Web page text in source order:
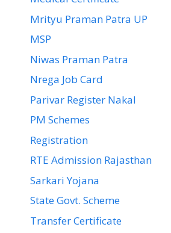
Mrityu Praman Patra UP
MSP
Niwas Praman Patra
Nrega Job Card
Parivar Register Nakal
PM Schemes
Registration
RTE Admission Rajasthan
Sarkari Yojana
State Govt. Scheme
Transfer Certificate